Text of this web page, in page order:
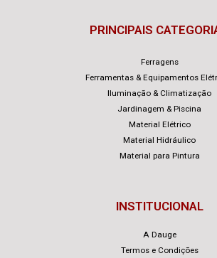
PRINCIPAIS
Ferragens
Ferramentas & Equipamentos
Iluminação & Climatização
Jardinagem & Piscina
Material Elétrico
Material Hidráulico
Material para Pintura
INSTITUCIONAL
A Dauge
Termos e Condições